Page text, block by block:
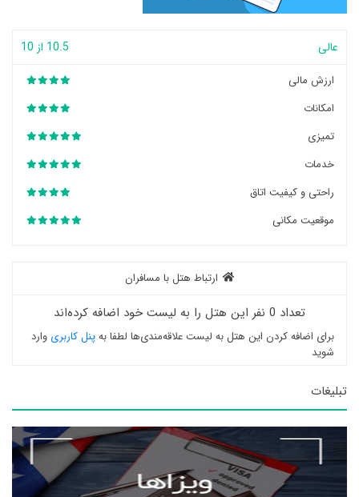
عالی 10.5 از 10
ارزش مالی
امکانات
تمیزی
خدمات
راحتی و کیفیت اتاق
موقعیت مکانی
ارتباط هتل با مسافران
تعداد 0 نفر این هتل را به لیست خود اضافه کرده‌اند
برای اضافه کردن این هتل به لیست علاقه‌مندی‌ها لطفا بهپنل کاربری وارد
شوید
تبلیغات